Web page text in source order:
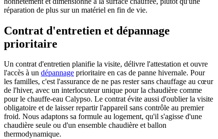
réparation de plus sur un matériel en fin de vie.
Contrat d'entretien et dépannage
prioritaire
Un contrat d'entretien planifie la visite, délivre l'attestation et ouvre
l'accès à un dépannage prioritaire en cas de panne hivernale. Pour
les familles, c'est l'assurance de ne pas rester sans chauffage au cœur
de l'hiver, avec un interlocuteur unique pour la chaudière comme
pour le chauffe-eau Calypso. Le contrat évite aussi d'oublier la visite
obligatoire et de laisser repartir l'appareil sans contrôle au premier
froid. Nous adaptons sa formule au logement, qu'il s'agisse d'une
chaudière seule ou d'un ensemble chaudière et ballon
thermodynamique.